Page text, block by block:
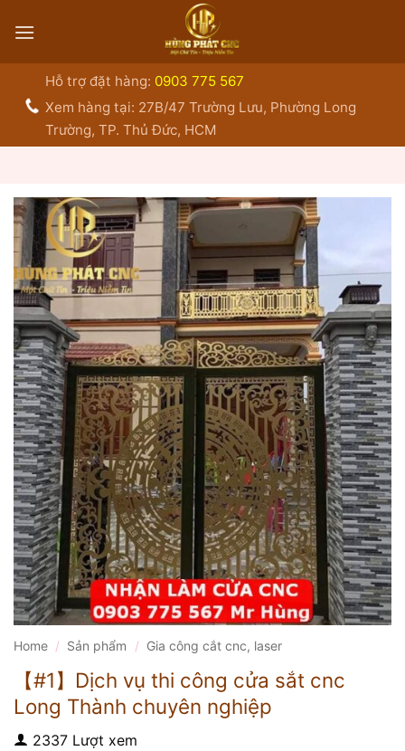
qua
Hỗ trợ đặt hàng: 0903 775 567
Xem hàng tại: 27B/47 Trường Lưu, Phường Long
Trường, TP. Thủ Đức, HCM
Home / Sản phẩm / Gia công cắt cnc, laser
【#1】Dịch vụ thi công cửa sắt cnc
Long Thành chuyên nghiệp
2337 Lượt xem